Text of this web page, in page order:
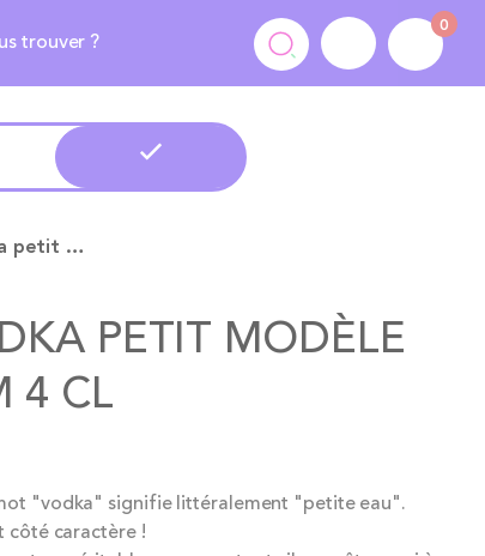
trouver ?
0
Verre à vodka petit modèle Ø 3.5 H 7 cm 4 cl
PETIT MODÈLE
4 CL
"vodka" signifie littéralement "petite eau".
côté caractère !